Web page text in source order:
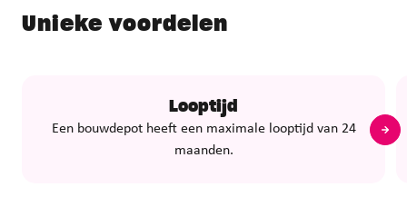
Unieke voordelen
Looptijd
Een bouwdepot heeft een maximale looptijd van 24
maanden.